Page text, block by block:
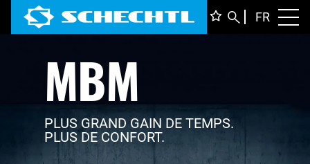
FR
MBM
PLUS GRAND GAIN DE TEMPS.
PLUS DE CONFORT.